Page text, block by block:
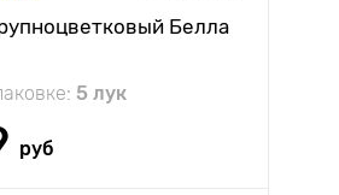
Белла
5 лук
руб